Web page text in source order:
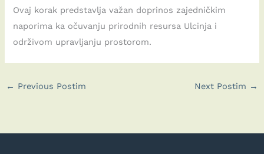
Ovaj korak predstavlja važan doprinos zajedničkim
naporima ka očuvanju prirodnih resursa Ulcinja i
održivom upravljanju prostorom.
← Previous Postim Next Postim →